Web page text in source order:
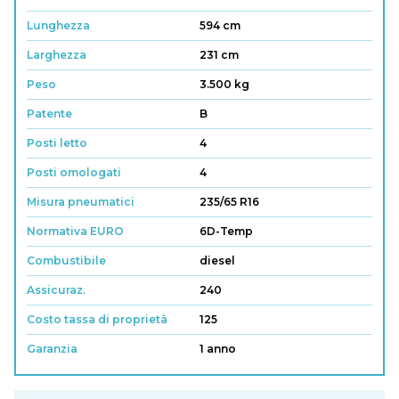
Lunghezza 594 cm
Larghezza 231 cm
Peso 3.500 kg
Patente B
Posti letto 4
Posti omologati 4
Misura pneumatici 235/65 R16
Normativa EURO 6D-Temp
Combustibile diesel
Assicuraz. 240
Costo tassa di proprietà 125
Garanzia 1 anno